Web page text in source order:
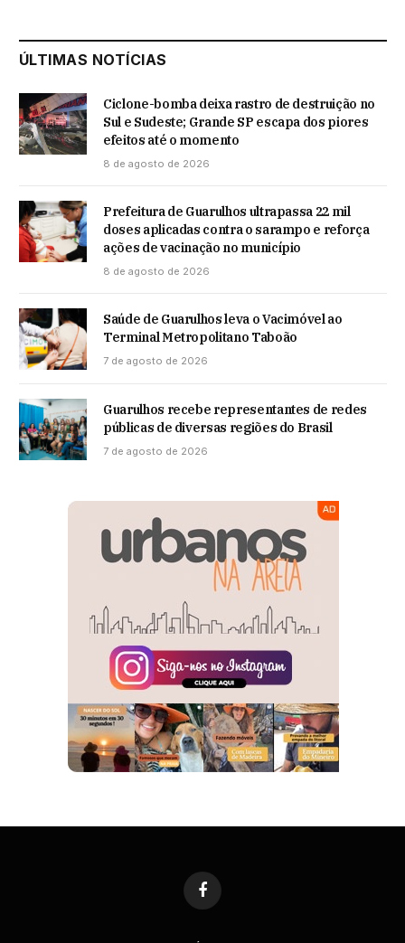
ÚLTIMAS NOTÍCIAS
Ciclone-bomba deixa rastro de destruição no
Sul e Sudeste; Grande SP escapa dos piores
efeitos até o momento
8 de agosto de 2026
Prefeitura de Guarulhos ultrapassa 22 mil
doses aplicadas contra o sarampo e reforça
ações de vacinação no município
8 de agosto de 2026
Saúde de Guarulhos leva o Vacimóvel ao
Terminal Metropolitano Taboão
7 de agosto de 2026
Guarulhos recebe representantes de redes
públicas de diversas regiões do Brasil
7 de agosto de 2026
Facebook